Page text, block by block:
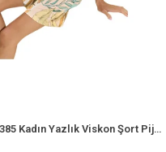
Over Sleep 3385 Kadın Yazlık Viskon Şort Pijama Takım (S-M-L-XL)